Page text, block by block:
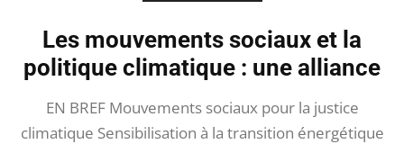
Les mouvements sociaux et la
politique climatique : une alliance
EN BREF Mouvements sociaux pour la justice
climatique Sensibilisation à la transition énergétique